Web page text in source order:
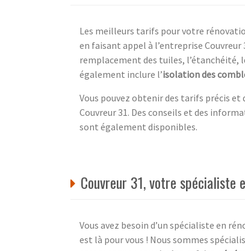
Les meilleurs tarifs pour votre
en faisant appel à l’entreprise
remplacement des tuiles, l’étanchéité,
également inclure l’isolation des
Vous pouvez obtenir des tarifs précis
Couvreur 31. Des conseils et des
sont également disponibles.
Couvreur 31, votre spécialiste
Vous avez besoin d’un spécialiste en
est là pour vous ! Nous sommes